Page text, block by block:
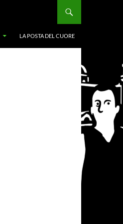
LA POSTA DEL CUORE